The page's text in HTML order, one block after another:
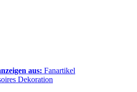
aus: Fanartikel
Dekoration